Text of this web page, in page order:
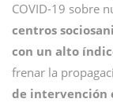
COVID-19 sobre
centros
con un alto
frenar la
de intervención